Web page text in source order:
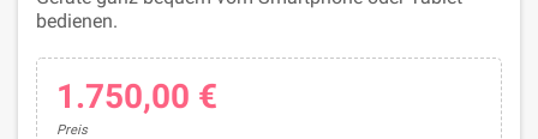
bedienen.
1.750,00 €
Preis